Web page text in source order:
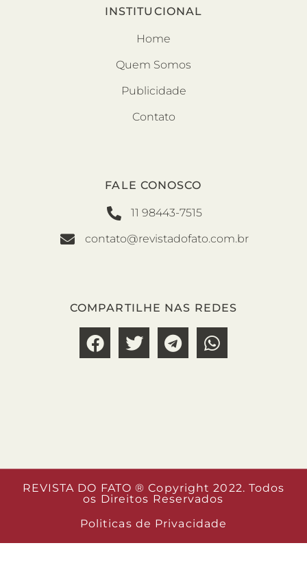
INSTITUCIONAL
Home
Quem Somos
Publicidade
Contato
FALE CONOSCO
11 98443-7515
contato@revistadofato.com.br
COMPARTILHE NAS REDES
REVISTA DO FATO ® Copyright 2022. Todos
os Direitos Reservados
Politicas de Privacidade